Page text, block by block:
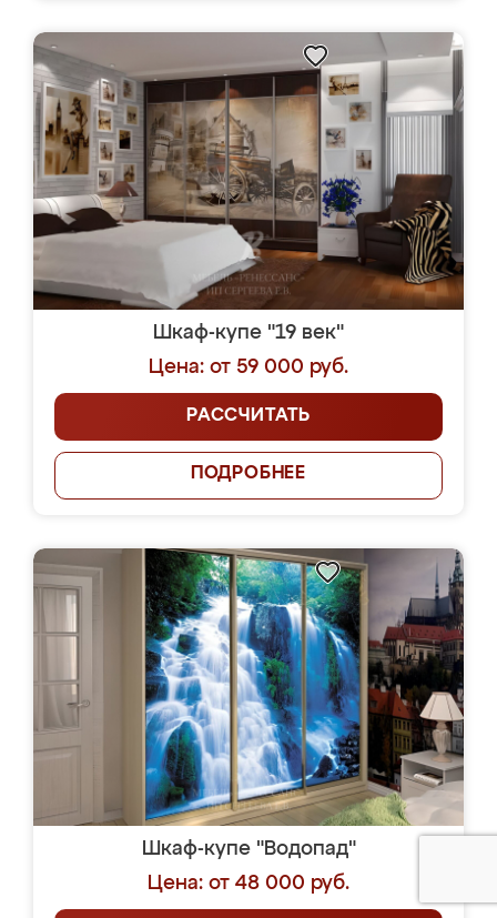
Шкаф-купе "19 век"
Цена: от 59 000 руб.
РАССЧИТАТЬ
ПОДРОБНЕЕ
Шкаф-купе "Водопад"
Цена: от 48 000 руб.